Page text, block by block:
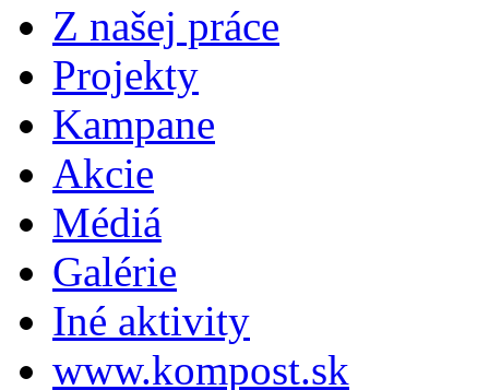
Z našej práce
Projekty
Kampane
Akcie
Médiá
Galérie
Iné aktivity
www.kompost.sk